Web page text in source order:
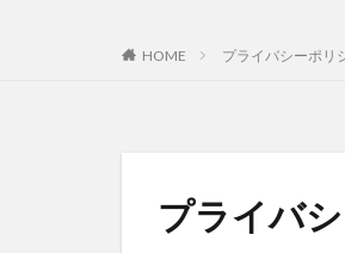
HOME プライバシーポリ
プライバ